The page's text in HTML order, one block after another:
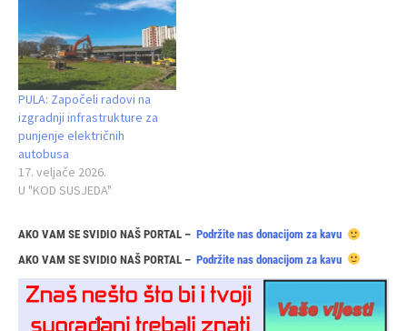
PULA: Započeli radovi na
izgradnji infrastrukture za
punjenje električnih
autobusa
17. veljače 2026.
U "KOD SUSJEDA"
AKO VAM SE SVIDIO NAŠ PORTAL – Podržite nas donacijom za kavu
AKO VAM SE SVIDIO NAŠ PORTAL – Podržite nas donacijom za kavu